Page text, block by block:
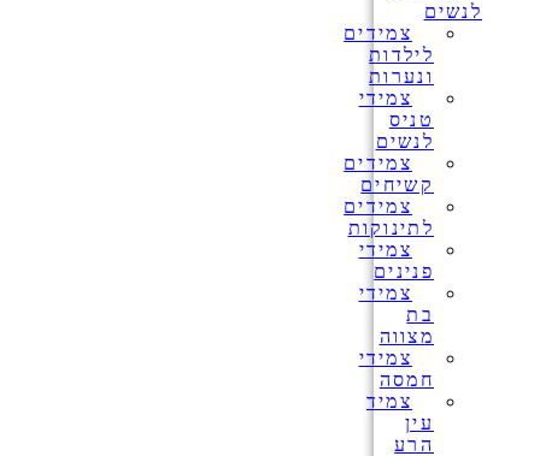
לנשים
צמידים
לילדות
ונערות
צמידי
טניס
לנשים
צמידים
קשיחים
צמידים
לתינוקות
צמידי
פנינים
צמידי
בת
מצווה
צמידי
חמסה
צמיד
עין
הרע